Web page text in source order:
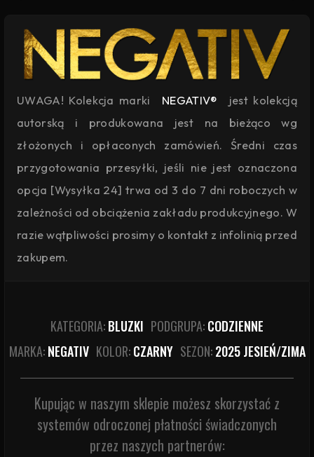
UWAGA! Kolekcja marki NEGATIV®
jest kolekcją
autorską i produkowana jest na bieżąco wg
złożonych i opłaconych zamówień. Średni czas
przygotowania przesyłki, jeśli nie jest oznaczona
opcja [Wysyłka 24] trwa od 3 do 7 dni roboczych w
zależności od obciążenia zakładu produkcyjnego. W
razie wątpliwości prosimy o kontakt z infolinią przed
zakupem.
KATEGORIA:BLUZKI PODGRUPA:CODZIENNE
MARKA:NEGATIV KOLOR:CZARNY SEZON:2025 JESIEŃ/ZIMA
Kupując w naszym sklepie możesz skorzystać z
systemów odroczonej płatności świadczonych
przez naszych partnerów: